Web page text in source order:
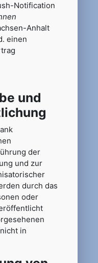
Notification
Anhalt
einen
und
der
und zur
durch das
oder
in